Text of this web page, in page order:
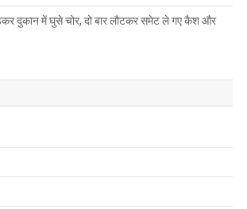
दुकान में घुसे चोर, दो बार लौटकर समेट ले गए कैश और